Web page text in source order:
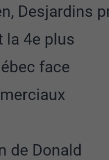
Desjardins
la 4e plus
face
de Donald